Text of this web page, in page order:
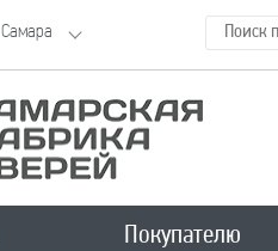
Самара
Покупателю